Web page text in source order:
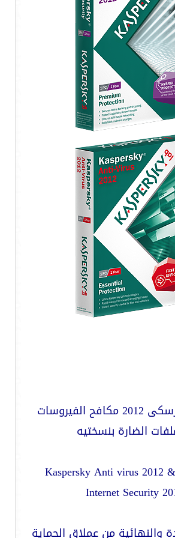
2012
مكافح الفيروسات
الضارة بنسختيه
Kaspersky Anti virus 2012 &
Internet Security
والنهائية من عملاق الحماية